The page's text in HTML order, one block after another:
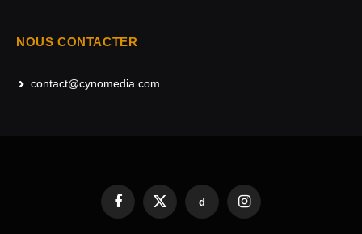
NOUS CONTACTER
contact@cynomedia.com
FacebookX
d
Instagram